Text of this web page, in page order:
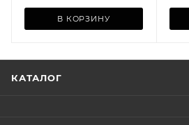
В КОРЗИНУ
КАТАЛОГ